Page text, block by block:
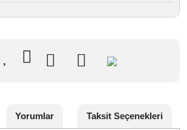
Yorumlar Taksit Seçenekleri